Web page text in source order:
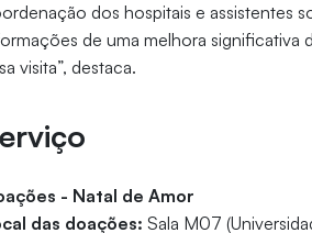
dos hospitais e assistentes
de uma melhora significativa
visita”, destaca.
- Natal de Amor
das doações:Sala M07